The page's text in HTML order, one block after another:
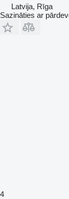
Latvija, Rīga
Sazināties ar
4